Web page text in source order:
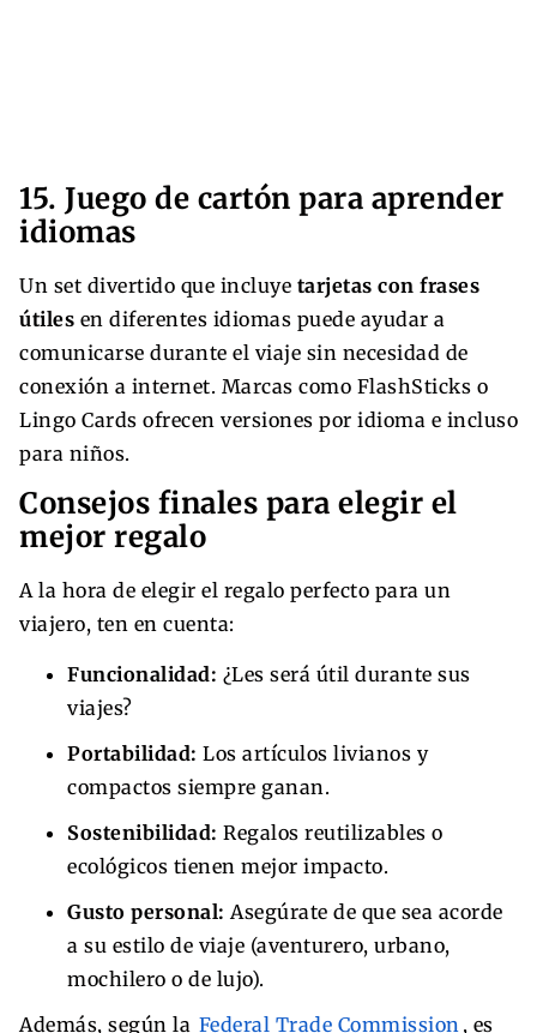
15. Juego de cartón para aprender
idiomas
Un set divertido que incluye tarjetas con frases
útiles en diferentes idiomas puede ayudar a
comunicarse durante el viaje sin necesidad de
conexión a internet. Marcas como FlashSticks o
Lingo Cards ofrecen versiones por idioma e incluso
para niños.
Consejos finales para elegir el
mejor regalo
A la hora de elegir el regalo perfecto para un
viajero, ten en cuenta:
Funcionalidad: ¿Les será útil durante sus
viajes?
Portabilidad: Los artículos livianos y
compactos siempre ganan.
Sostenibilidad: Regalos reutilizables o
ecológicos tienen mejor impacto.
Gusto personal: Asegúrate de que sea acorde
a su estilo de viaje (aventurero, urbano,
mochilero o de lujo).
Además, según la Federal Trade Commission , es